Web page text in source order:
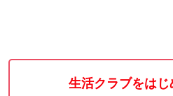
生活クラブをはじ